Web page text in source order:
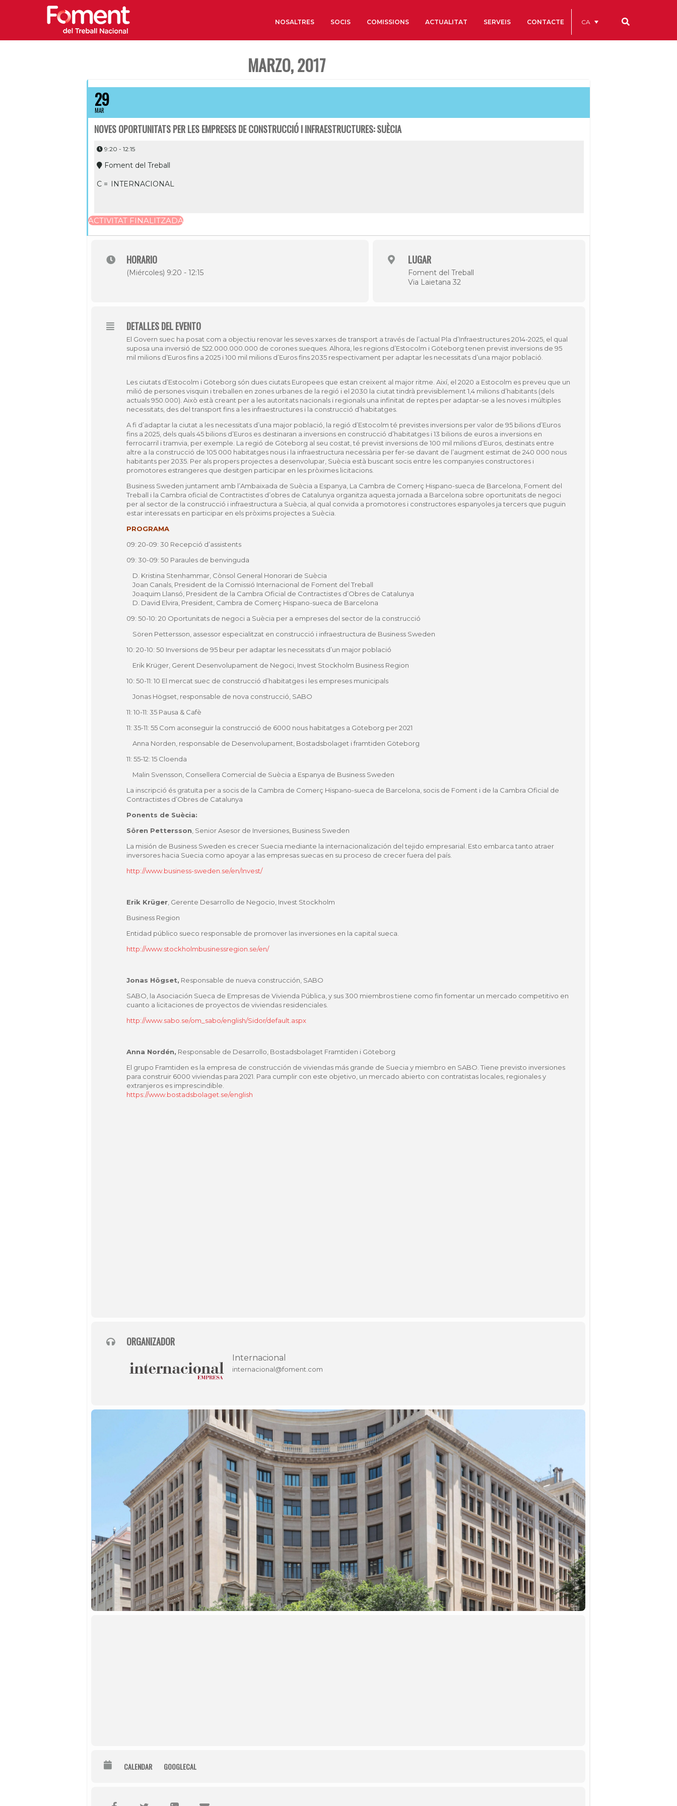
NOSALTRES
Institut d’Estudis Estratègics
Galeria de Presidents
Biblioteca Arxiu
SOCIS COMISSIONS ACTUALITAT SERVEIS CONTACTE CA
MARZO, 2017
29
MAR
NOVES OPORTUNITATS PER LES EMPRESES DE CONSTRUCCIÓ I INFRAESTRUCTURES: SUÈCIA
9:20 - 12:15
Foment del Treball
C = INTERNACIONAL
ACTIVITAT FINALITZADA
HORARIO
(Miércoles) 9:20 - 12:15
LUGAR
Foment del Treball
Via Laietana 32
DETALLES DEL EVENTO
El Govern suec ha posat com a objectiu renovar les seves xarxes de transport a través de l’actual Pla d’Infraestructures 2014-2025, el qual
suposa una inversió de 522.000.000.000 de corones sueques. Alhora, les regions d’Estocolm i Göteborg tenen previst inversions de 95
mil milions d’Euros fins a 2025 i 100 mil milions d’Euros fins 2035 respectivament per adaptar les necessitats d’una major població.
Les ciutats d’Estocolm i Göteborg són dues ciutats Europees que estan creixent al major ritme. Així, el 2020 a Estocolm es preveu que un
milió de persones visquin i treballen en zones urbanes de la regió i el 2030 la ciutat tindrà previsiblement 1,4 milions d’habitants (dels
actuals 950.000). Això està creant per a les autoritats nacionals i regionals una infinitat de reptes per adaptar-se a les noves i múltiples
necessitats, des del transport fins a les infraestructures i la construcció d’habitatges.
A fi d’adaptar la ciutat a les necessitats d’una major població, la regió d’Estocolm té previstes inversions per valor de 95 bilions d’Euros
fins a 2025, dels quals 45 bilions d’Euros es destinaran a inversions en construcció d’habitatges i 13 bilions de euros a inversions en
ferrocarril i tramvia, per exemple. La regió de Göteborg al seu costat, té previst inversions de 100 mil milions d’Euros, destinats entre
altre a la construcció de 105 000 habitatges nous i la infraestructura necessària per fer-se davant de l’augment estimat de 240 000 nous
habitants per 2035. Per als propers projectes a desenvolupar, Suècia està buscant socis entre les companyies constructores i
promotores estrangeres que desitgen participar en les pròximes licitacions.
Business Sweden juntament amb l’Ambaixada de Suècia a Espanya, La Cambra de Comerç Hispano-sueca de Barcelona, ​​Foment del
Treball i la Cambra oficial de Contractistes d’obres de Catalunya organitza aquesta jornada a Barcelona sobre oportunitats de negoci
per al sector de la construcció i infraestructura a Suècia, al qual convida a promotores i constructores espanyoles ja tercers que puguin
estar interessats en participar en els pròxims projectes a Suècia.
PROGRAMA
09: 20-09: 30 Recepció d’assistents
09: 30-09: 50 Paraules de benvinguda
D. Kristina Stenhammar, Cònsol General Honorari de Suècia
Joan Canals, President de la Comissió Internacional de Foment del Treball
Joaquim Llansó, President de la Cambra Oficial de Contractistes d’Obres de Catalunya
D. David Elvira, President, Cambra de Comerç Hispano-sueca de Barcelona
09: 50-10: 20 Oportunitats de negoci a Suècia per a empreses del sector de la construcció
Sören Pettersson, assessor especialitzat en construcció i infraestructura de Business Sweden
10: 20-10: 50 Inversions de 95 beur per adaptar les necessitats d’un major població
Erik Krüger, Gerent Desenvolupament de Negoci, Invest Stockholm Business Region
10: 50-11: 10 El mercat suec de construcció d’habitatges i les empreses municipals
Jonas Högset, responsable de nova construcció, SABO
11: 10-11: 35 Pausa & Cafè
11: 35-11: 55 Com aconseguir la construcció de 6000 nous habitatges a Göteborg per 2021
Anna Norden, responsable de Desenvolupament, Bostadsbolaget i framtiden Göteborg
11: 55-12: 15 Cloenda
Malin Svensson, Consellera Comercial de Suècia a Espanya de Business Sweden
La inscripció és gratuïta per a socis de la Cambra de Comerç Hispano-sueca de Barcelona, ​​socis de Foment i de la Cambra Oficial de
Contractistes d’Obres de Catalunya
Ponents de Suècia:
Sören Pettersson , Senior Asesor de Inversiones, Business Sweden
La misión de Business Sweden es crecer Suecia mediante la internacionalización del tejido empresarial. Esto embarca tanto atraer
inversores hacia Suecia como apoyar a las empresas suecas en su proceso de crecer fuera del país.
http://www.business-sweden.se/en/Invest/
Erik Krüger , Gerente Desarrollo de Negocio, Invest Stockholm
Business Region
Entidad público sueco responsable de promover las inversiones en la capital sueca.
http://www.stockholmbusinessregion.se/en/
Jonas Högset, Responsable de nueva construcción, SABO
SABO, la Asociación Sueca de Empresas de Vivienda Pública, y sus 300 miembros tiene como fin fomentar un mercado competitivo en
cuanto a licitaciones de proyectos de viviendas residenciales.
http://www.sabo.se/om_sabo/english/Sidor/default.aspx
Anna Nordén, Responsable de Desarrollo, Bostadsbolaget Framtiden i Göteborg
El grupo Framtiden es la empresa de construcción de viviendas más grande de Suecia y miembro en SABO. Tiene previsto inversiones
para construir 6000 viviendas para 2021. Para cumplir con este objetivo, un mercado abierto con contratistas locales, regionales y
extranjeros es imprescindible.
https://www.bostadsbolaget.se/english
ORGANIZADOR
Internacional
internacional@foment.com
CALENDAR GOOGLECAL